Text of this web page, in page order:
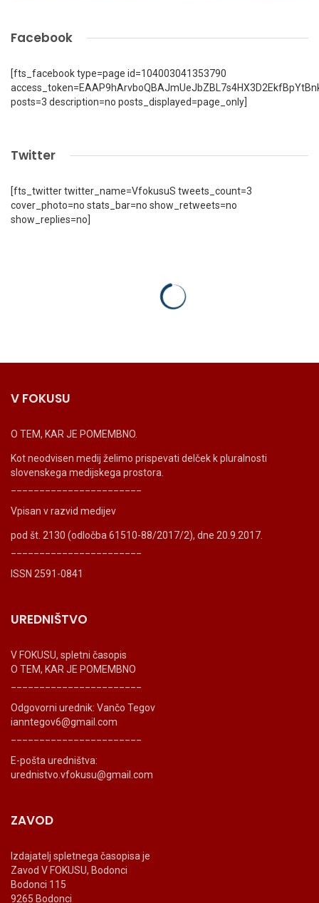
Facebook
[fts_facebook type=page id=104003041353790
posts=3 description=no posts_displayed=page_only]
Twitter
[fts_twitter twitter_name=VfokusuS tweets_count=3
cover_photo=no stats_bar=no show_retweets=no
show_replies=no]
V FOKUSU
O TEM, KAR JE POMEMBNO.
Kot neodvisen medij želimo prispevati delček k pluralnosti
slovenskega medijskega prostora.
Vpisan v razvid medijev
pod št. 2130 (odločba 61510-88/2017/2), dne 20.9.2017.
ISSN 2591-0841
UREDNIŠTVO
V FOKUSU, spletni časopis
O TEM, KAR JE POMEMBNO
Odgovorni urednik: Vančo Tegov
ianntegov6@gmail.com
E-pošta uredništva:
urednistvo.vfokusu@gmail.com
ZAVOD
Izdajatelj spletnega časopisa je
Zavod V FOKUSU, Bodonci
Bodonci 115
9265 Bodonci